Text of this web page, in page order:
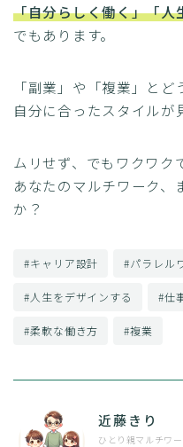
「自分らしく働く」「人
でもあります。
「副業」や「複業」とど
自分に合ったスタイルが
ムリせず、でもワクワク
あなたのマルチワーク、
か？
#キャリア設計 #パラレル
#人生をデザインする #仕
#柔軟な働き方 #複業
近藤きり
ひとり親マルチワ